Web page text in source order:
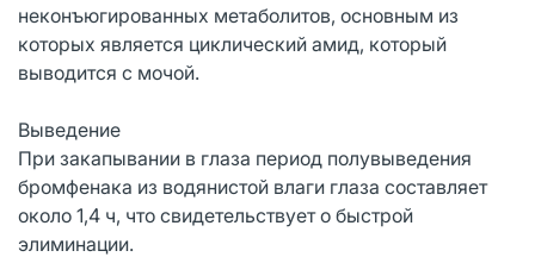
неконъюгированных метаболитов, основным из
которых является циклический амид, который
выводится с мочой.
Выведение
При закапывании в глаза период полувыведения
бромфенака из водянистой влаги глаза составляет
около 1,4 ч, что свидетельствует о быстрой
элиминации.